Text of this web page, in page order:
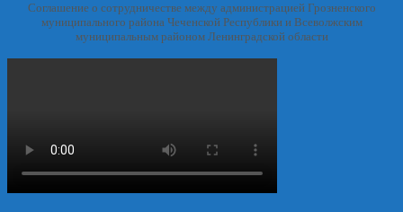
Соглашение о сотрудничестве между администрацией Грозненского
муниципального района Чеченской Республики и Всеволжским
муниципальным районом Ленинградской области